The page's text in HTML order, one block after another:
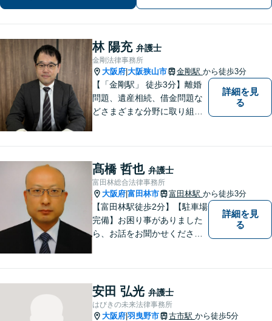
題】ハラスメント事案の実績／裁判を
林 陽充 弁護士
金剛法律事務所
大阪府 大阪狭山市 金剛駅 から徒歩3分
【「金剛駅」 徒歩3分】離婚
問題、遺産相続、借金問題な
どさまざまな分野に取り組ん
ご相談ください。
詳細を見
る
髙橋 哲也 弁護士
富田林総合法律事務所
大阪府 富田林市 富田林駅 から徒歩3分
【富田林駅徒歩2分】【駐車場
完備】お困り事がありました
ら、お話をお聞かせくださ
詳細を見
る
安田 弘光 弁護士
はびきの未来法律事務所
大阪府 羽曳野市 古市駅 から徒歩5分